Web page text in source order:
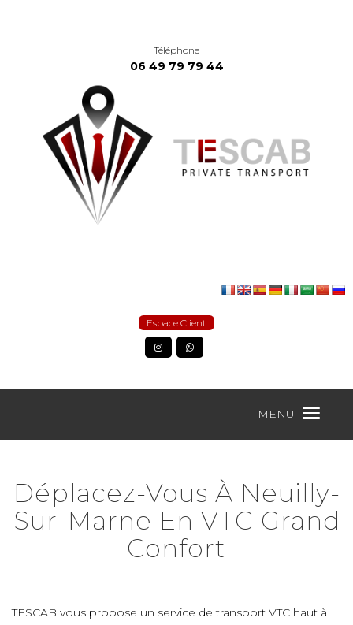
Téléphone
06 49 79 79 44
Espace Client
MENU
Déplacez-Vous À Neuilly-
Sur-Marne En VTC Grand
Confort
TESCAB vous propose un service de transport VTC haut à